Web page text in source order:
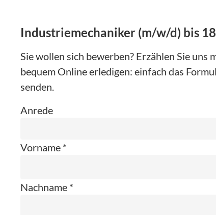
Industriemechaniker (m/w/d) bis
Sie wollen sich bewerben? Erzählen Sie uns
bequem Online erledigen: einfach das
senden.
Anrede
Vorname *
Nachname *